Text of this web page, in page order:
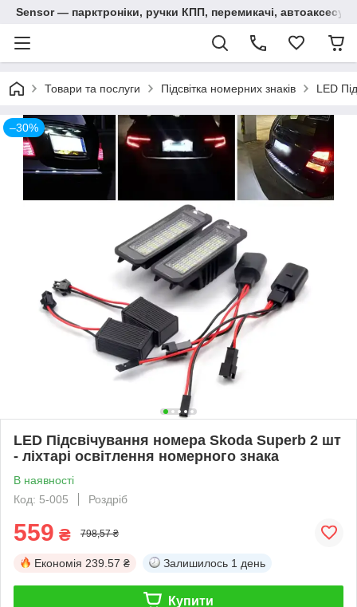
Sensor — парктроніки, ручки КПП, перемикачі,
Товари та послуги Підсвітка номерних знаків LED
–30%
LED Підсвічування номера Skoda Superb 2 шт
- ліхтарі освітлення номерного знака
В наявності
Код: 5-005
Роздріб
559 ₴ 798,57 ₴
Економія 239.57 ₴ Залишилось 1 день
Купити